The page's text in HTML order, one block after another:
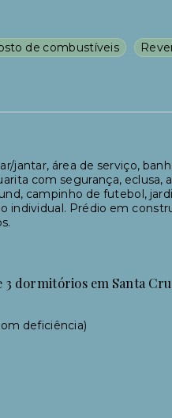
de combustíveis
jantar, área de serviço,
com segurança, eclusa,
campinho de futebol,
individual. Prédio em
dormitórios em Santa
deficiência)